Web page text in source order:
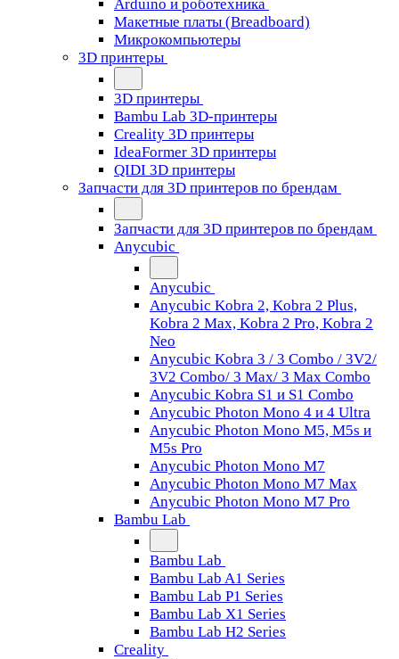
Arduino и роботехника
Макетные платы (Breadboard)
Микрокомпьютеры
3D принтеры
3D принтеры
Bambu Lab 3D-принтеры
Creality 3D принтеры
IdeaFormer 3D принтеры
QIDI 3D принтеры
Запчасти для 3D принтеров по брендам
Запчасти для 3D принтеров по брендам
Anycubic
Anycubic
Anycubic Kobra 2, Kobra 2 Plus,
Kobra 2 Max, Kobra 2 Pro, Kobra 2
Neo
Anycubic Kobra 3 / 3 Combo / 3V2/
3V2 Combo/ 3 Max/ 3 Max Combo
Anycubic Kobra S1 и S1 Combo
Anycubic Photon Mono 4 и 4 Ultra
Anycubic Photon Mono M5, M5s и
M5s Pro
Anycubic Photon Mono M7
Anycubic Photon Mono M7 Max
Anycubic Photon Mono M7 Pro
Bambu Lab
Bambu Lab
Bambu Lab A1 Series
Bambu Lab P1 Series
Bambu Lab X1 Series
Bambu Lab H2 Series
Creality